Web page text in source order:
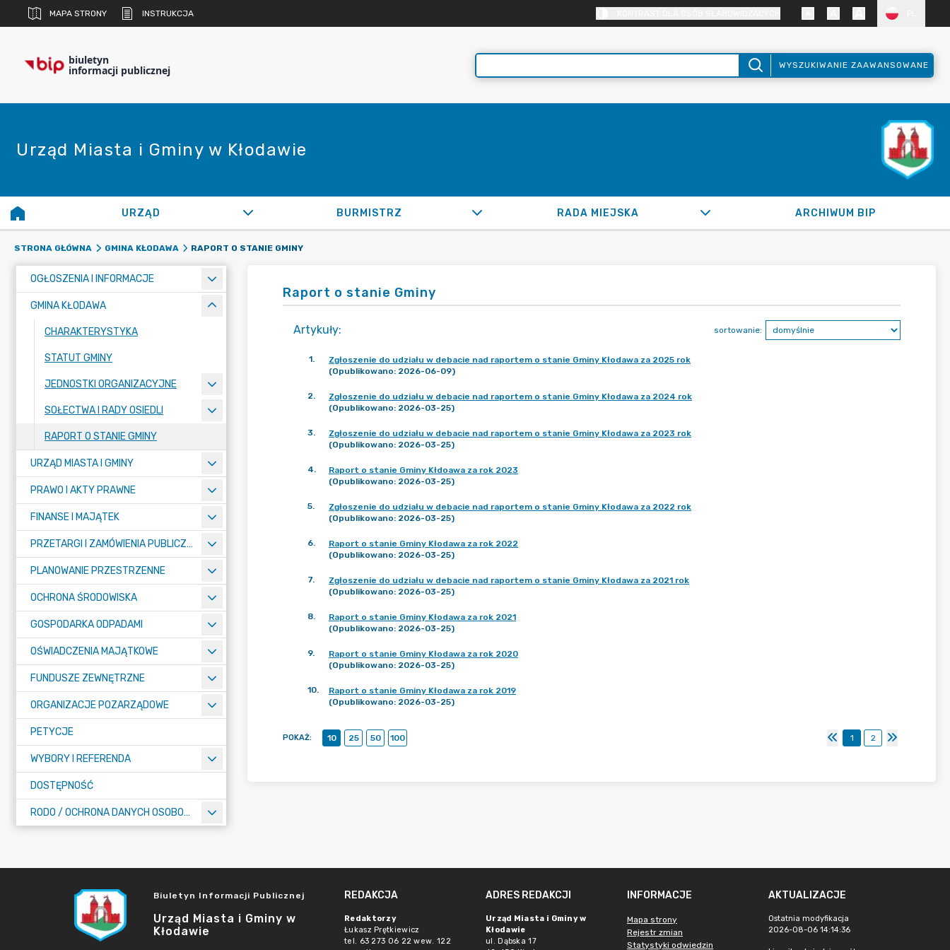
MAPA STRONY INSTRUKCJA
biuletyn
informacji publicznej WYSZUKIWANIE ZAAWANSOWANE
Urząd Miasta i Gminy w Kłodawie
URZĄD BURMISTRZ RADA MIEJSKA ARCHIWUM BIP
STRONA GŁÓWNA GMINA KŁODAWA RAPORT O STANIE GMINY
OGŁOSZENIA I INFORMACJE
GMINA KŁODAWA
CHARAKTERYSTYKA
STATUT GMINY
JEDNOSTKI ORGANIZACYJNE
SOŁECTWA I RADY OSIEDLI
RAPORT O STANIE GMINY
URZĄD MIASTA I GMINY
PRAWO I AKTY PRAWNE
FINANSE I MAJĄTEK
PRZETARGI I ZAMÓWIENIA PUBLICZNE
PLANOWANIE PRZESTRZENNE
OCHRONA ŚRODOWISKA
GOSPODARKA ODPADAMI
OŚWIADCZENIA MAJĄTKOWE
FUNDUSZE ZEWNĘTRZNE
ORGANIZACJE POZARZĄDOWE
PETYCJE
WYBORY I REFERENDA
DOSTĘPNOŚĆ
RODO / OCHRONA DANYCH OSOBOWYCH
Raport o stanie Gminy
Artykuły: sortowanie:
1.
Zgłoszenie do udziału w debacie nad raportem o stanie Gminy Kłodawa za 2025 rok
(Opublikowano: 2026-06-09)
2.
Zgłoszenie do udziału w debacie nad raportem o stanie Gminy Kłodawa za 2024 rok
(Opublikowano: 2026-03-25)
3.
Zgłoszenie do udziału w debacie nad raportem o stanie Gminy Kłodawa za 2023 rok
(Opublikowano: 2026-03-25)
4.
Raport o stanie Gminy Kłdoawa za rok 2023
(Opublikowano: 2026-03-25)
5.
Zgłoszenie do udziału w debacie nad raportem o stanie Gminy Kłodawa za 2022 rok
(Opublikowano: 2026-03-25)
6.
Raport o stanie Gminy Kłodawa za rok 2022
(Opublikowano: 2026-03-25)
7.
Zgłoszenie do udziału w debacie nad raportem o stanie Gminy Kłodawa za 2021 rok
(Opublikowano: 2026-03-25)
8.
Raport o stanie Gminy Kłodawa za rok 2021
(Opublikowano: 2026-03-25)
9.
Raport o stanie Gminy Kłodawa za rok 2020
(Opublikowano: 2026-03-25)
10.
Raport o stanie Gminy Kłodawa za rok 2019
(Opublikowano: 2026-03-25)
POKAŻ: 10 25 50 100 1 2
Biuletyn Informacji Publicznej
Urząd Miasta i Gminy w
Kłodawie
REDAKCJA
Redaktorzy
Łukasz Prętkiewicz
tel. 63 273 06 22 wew. 122
ADRES REDAKCJI
Urząd Miasta i Gminy w
Kłodawie
ul. Dąbska 17
INFORMACJE
Mapa strony
Rejestr zmian
Statystyki odwiedzin
AKTUALIZACJE
Ostatnia modyfikacja
2026-08-06 14:14:36